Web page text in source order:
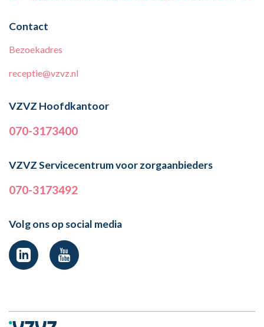
Contact
Bezoekadres
receptie@vzvz.nl
VZVZ Hoofdkantoor
070-3173400
VZVZ Servicecentrum voor zorgaanbieders
070-3173492
Volg ons op social media